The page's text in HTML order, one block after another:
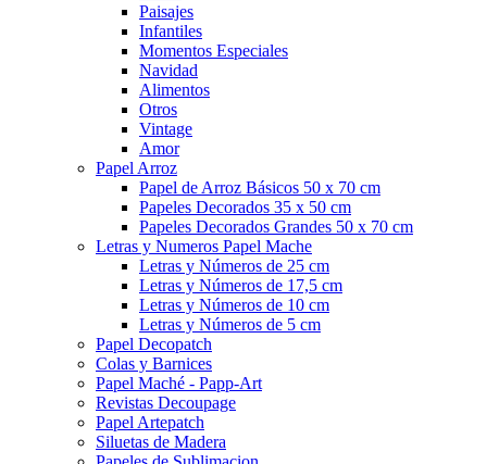
Paisajes
Infantiles
Momentos Especiales
Navidad
Alimentos
Otros
Vintage
Amor
Papel Arroz
Papel de Arroz Básicos 50 x 70 cm
Papeles Decorados 35 x 50 cm
Papeles Decorados Grandes 50 x 70 cm
Letras y Numeros Papel Mache
Letras y Números de 25 cm
Letras y Números de 17,5 cm
Letras y Números de 10 cm
Letras y Números de 5 cm
Papel Decopatch
Colas y Barnices
Papel Maché - Papp-Art
Revistas Decoupage
Papel Artepatch
Siluetas de Madera